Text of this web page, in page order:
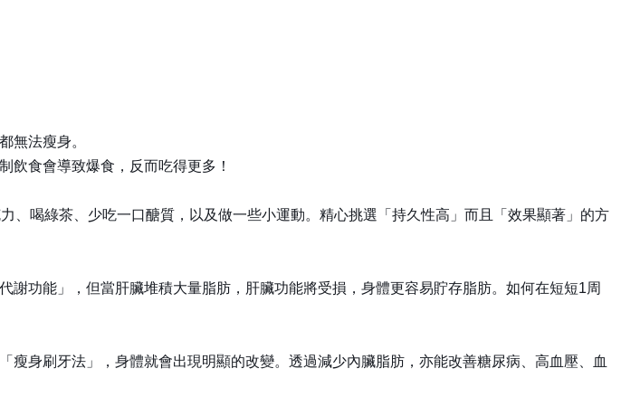
無法瘦身。
飲食會導致爆食，反而吃得更多！
喝綠茶、少吃一口醣質，以及做一些小運動。精心挑選「持久性高」而且「效果顯著」的方
功能」，但當肝臟堆積大量脂肪，肝臟功能將受損，身體更容易貯存脂肪。如何在短短1周
身刷牙法」，身體就會出現明顯的改變。透過減少內臟脂肪，亦能改善糖尿病、高血壓、血